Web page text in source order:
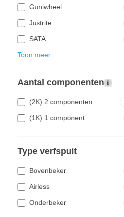
Guniwheel
Justrite
SATA
Toon meer
Aantal componenten
(2K) 2 componenten
(1K) 1 component
Type verfspuit
Bovenbeker
Airless
Onderbeker